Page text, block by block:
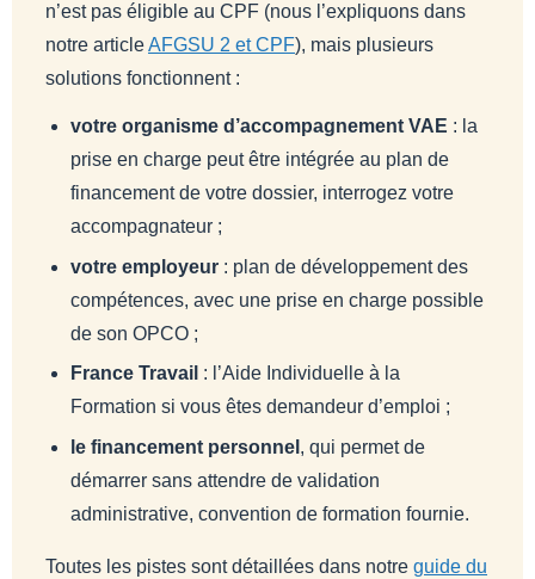
n’est pas éligible au CPF (nous l’expliquons dans
notre articleAFGSU 2 et CPF), mais plusieurs
solutions fonctionnent :
votre organisme d’accompagnement VAE : la
prise en charge peut être intégrée au plan de
financement de votre dossier, interrogez votre
accompagnateur ;
votre employeur: plan de développement des
compétences, avec une prise en charge possible
de son OPCO ;
France Travail : l’Aide Individuelle à la
Formation si vous êtes demandeur d’emploi ;
le financement personnel , qui permet de
démarrer sans attendre de validation
administrative, convention de formation fournie.
Toutes les pistes sont détaillées dans notre guide du